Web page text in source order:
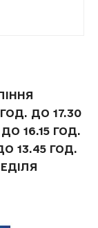
ДО 17.30
16.15 ГОД.
13.45 ГОД.